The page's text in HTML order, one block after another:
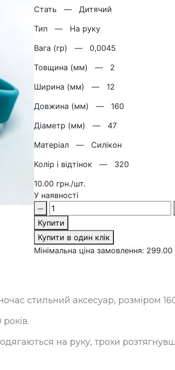
Стать — Дитячий
Тип — На руку
Вага (гр) — 0,0045
Товщина (мм) — 2
Ширина (мм) — 12
Довжина (мм) — 160
Діаметр (мм) — 47
Матерiал — Силікон
Колір і відтінок — 320
10.00 грн./шт.
У наявності
Купити
Купити в один клік
Мінімальна ціна замовлення: 299.00
стильний аксесуар, розміром
.
на руку, трохи